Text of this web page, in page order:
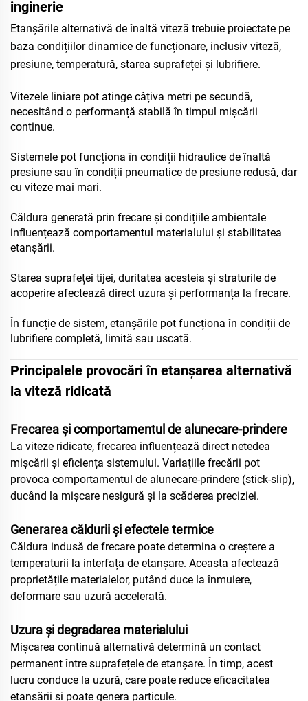
inginerie
Etanșările alternativă de înaltă viteză trebuie proiectate pe
baza condițiilor dinamice de funcționare, inclusiv viteză,
presiune, temperatură, starea suprafeței și lubrifiere.
Vitezele liniare pot atinge câțiva metri pe secundă,
necesitând o performanță stabilă în timpul mișcării
continue.
Sistemele pot funcționa în condiții hidraulice de înaltă
presiune sau în condiții pneumatice de presiune redusă, dar
cu viteze mai mari.
Căldura generată prin frecare și condițiile ambientale
influențează comportamentul materialului și stabilitatea
etanșării.
Starea suprafeței tijei, duritatea acesteia și straturile de
acoperire afectează direct uzura și performanța la frecare.
În funcție de sistem, etanșările pot funcționa în condiții de
lubrifiere completă, limită sau uscată.
Principalele provocări în etanșarea alternativă
la viteză ridicată
Frecarea și comportamentul de alunecare-prindere
La viteze ridicate, frecarea influențează direct netedea
mișcării și eficiența sistemului. Variațiile frecării pot
provoca comportamentul de alunecare-prindere (stick-slip),
ducând la mișcare nesigură și la scăderea preciziei.
Generarea căldurii și efectele termice
Căldura indusă de frecare poate determina o creștere a
temperaturii la interfața de etanșare. Aceasta afectează
proprietățile materialelor, putând duce la înmuiere,
deformare sau uzură accelerată.
Uzura și degradarea materialului
Mișcarea continuă alternativă determină un contact
permanent între suprafețele de etanșare. În timp, acest
lucru conduce la uzură, care poate reduce eficacitatea
etanșării și poate genera particule.